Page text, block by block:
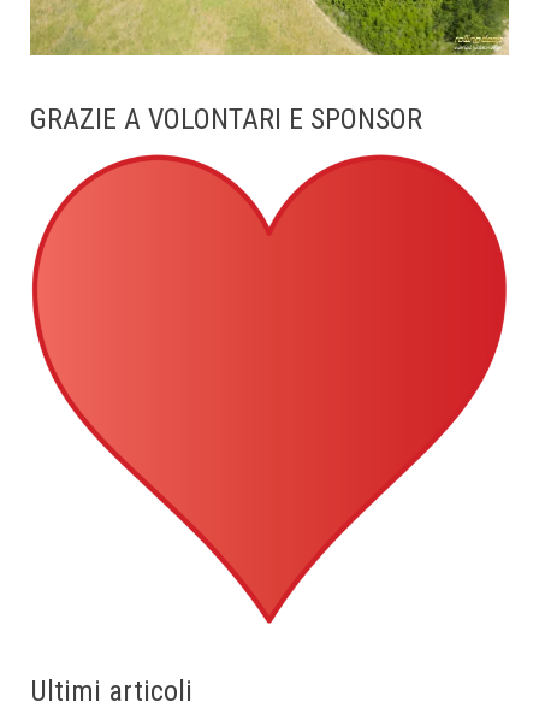
GRAZIE A VOLONTARI E SPONSOR
Ultimi articoli